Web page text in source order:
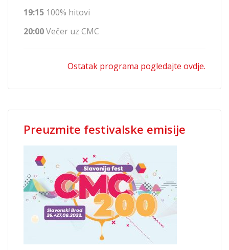
19:15 100% hitovi
20:00Večer uz CMC
Ostatak programa pogledajte ovdje.
Preuzmite festivalske emisije